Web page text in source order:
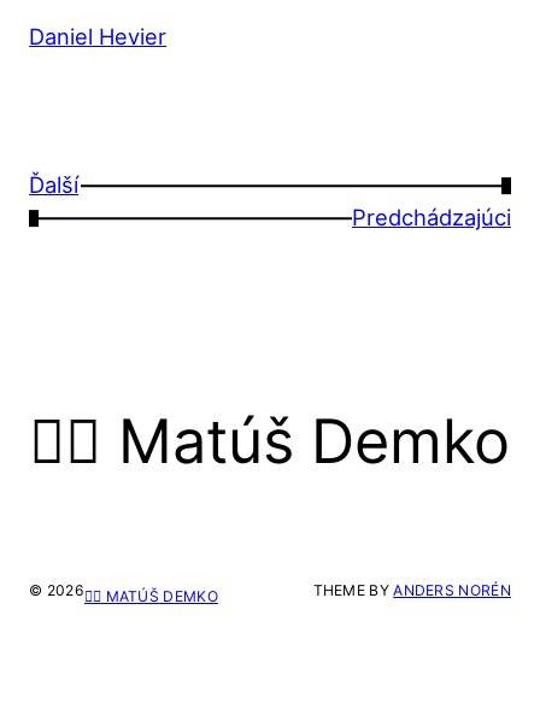
Daniel Hevier
Ďalší
→
←
Predchádzajúci
🙋‍♂️ Matúš Demko
© 2026🙋‍♂️ MATÚŠ DEMKO THEME BYANDERS NORÉN